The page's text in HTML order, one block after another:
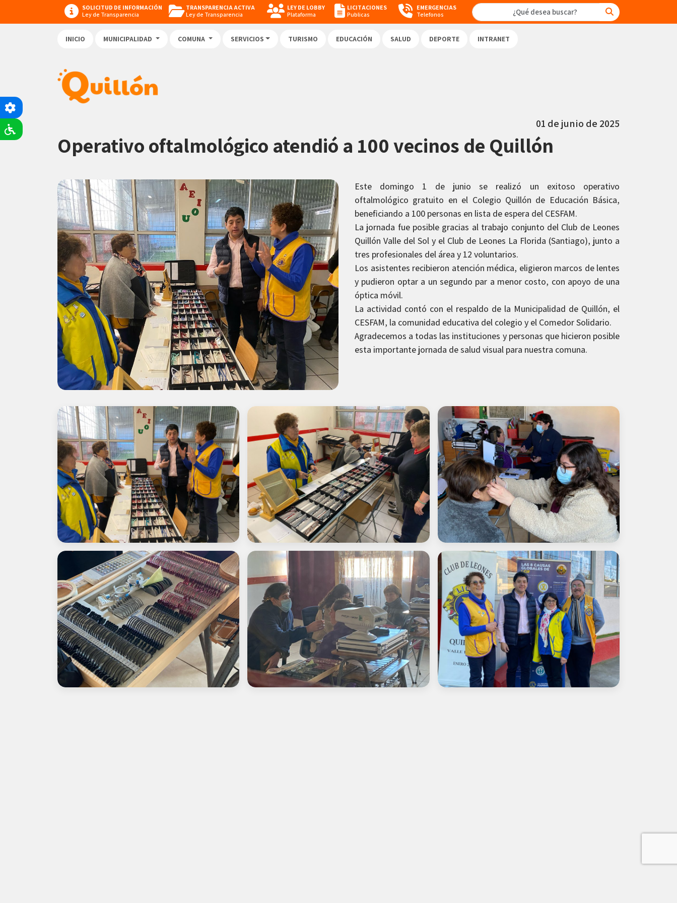
SOLICITUD DE INFORMACIÓN
Ley de Transparencia
TRANSPARENCIA ACTIVA
Ley de Transparencia
LEY DE LOBBY
Plataforma
LICITACIONES
Publicas
EMERGENCIAS
Telefonos
INICIO MUNICIPALIDAD COMUNA SERVICIOS TURISMO EDUCACIÓN SALUD DEPORTE INTRANET
01 de junio de 2025
Operativo oftalmológico atendió a 100 vecinos de Quillón
Este domingo 1 de junio se realizó un exitoso operativo
oftalmológico gratuito en el Colegio Quillón de Educación Básica,
beneficiando a 100 personas en lista de espera del CESFAM.
La jornada fue posible gracias al trabajo conjunto del Club de Leones
Quillón Valle del Sol y el Club de Leones La Florida (Santiago), junto a
tres profesionales del área y 12 voluntarios.
Los asistentes recibieron atención médica, eligieron marcos de lentes
y pudieron optar a un segundo par a menor costo, con apoyo de una
óptica móvil.
La actividad contó con el respaldo de la Municipalidad de Quillón, el
CESFAM, la comunidad educativa del colegio y el Comedor Solidario.
Agradecemos a todas las instituciones y personas que hicieron posible
esta importante jornada de salud visual para nuestra comuna.